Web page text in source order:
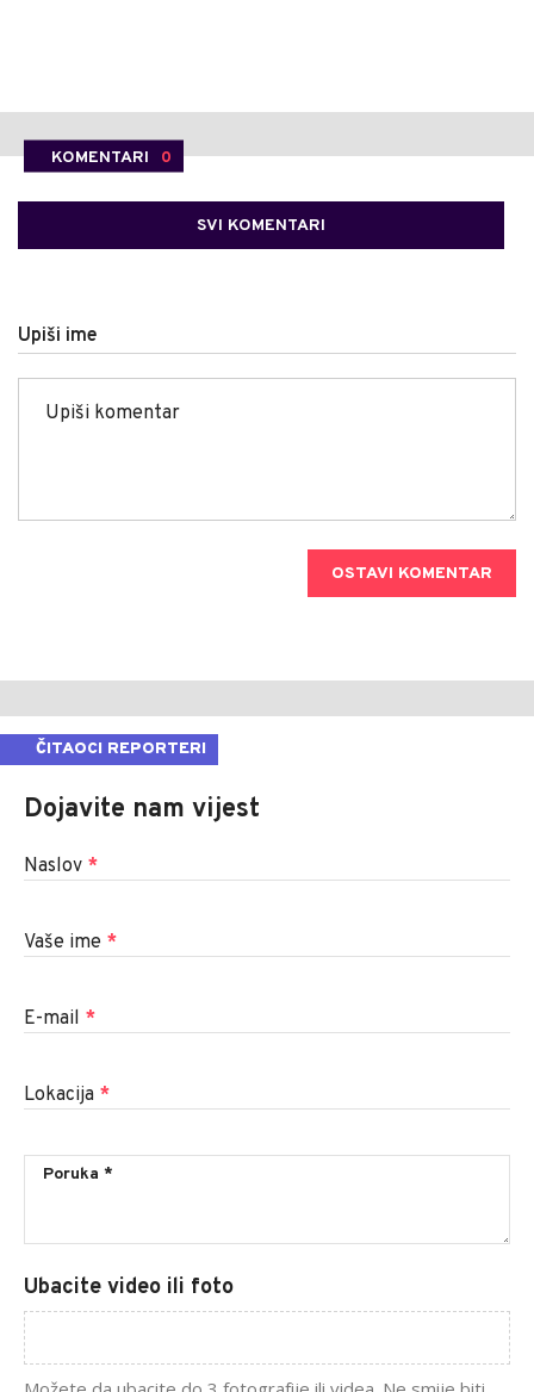
KOMENTARI 0
SVI KOMENTARI
Upiši ime
OSTAVI KOMENTAR
ČITAOCI REPORTERI
Dojavite nam vijest
Naslov *
Vaše ime *
E-mail *
Lokacija *
Ubacite video ili foto